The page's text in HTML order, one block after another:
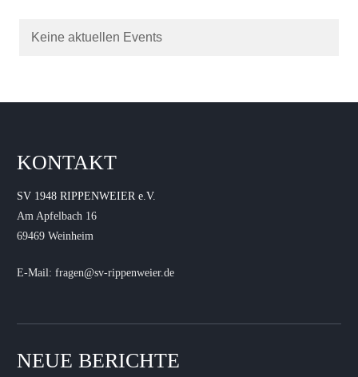
Keine aktuellen Events
KONTAKT
SV 1948 RIPPENWEIER e.V.
Am Apfelbach 16
69469 Weinheim
E-Mail: fragen@sv-rippenweier.de
NEUE BERICHTE